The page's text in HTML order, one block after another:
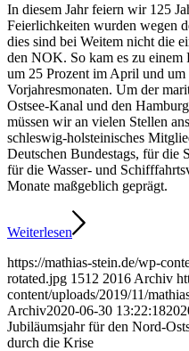
In diesem Jahr feiern wir 125
Feierlichkeiten wurden wegen
dies sind bei Weitem nicht die
den NOK. So kam es zu einem
um 25 Prozent im April und
Vorjahresmonaten. Um der
Ostsee-Kanal und den
müssen wir an vielen Stellen
schleswig-holsteinisches
Deutschen Bundestags, für die
für die Wasser- und
Monate maßgeblich geprägt.
Weiterlesen
https://mathias-stein.de/wp-
rotated.jpg 1512 2016 Archiv
content/uploads/2019/11/
Archiv2020-06-30 13:22:18
Jubiläumsjahr für den Nord-
durch die Krise